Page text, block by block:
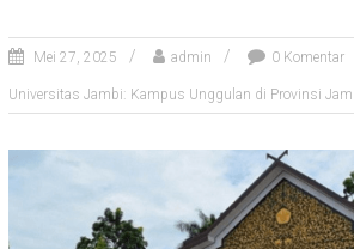
Mei 27, 2025 admin 0 Komentar
Universitas Jambi: Kampus Unggulan di Provinsi